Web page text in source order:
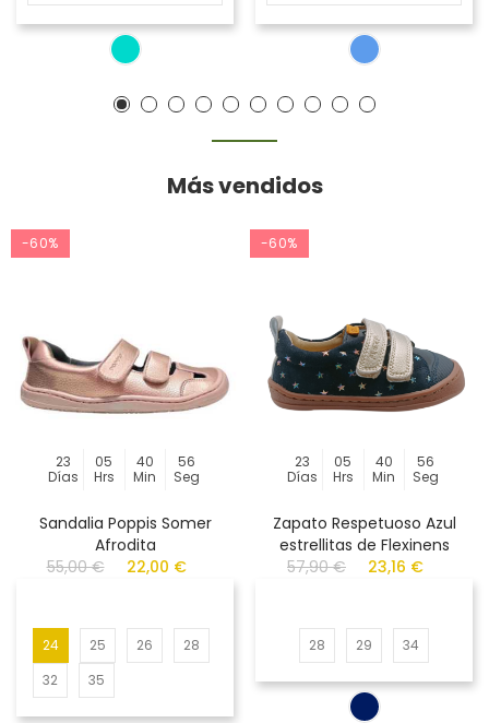
Más vendidos
-60%
23
Días
05
Hrs
40
Min
56
Seg
Sandalia Poppis Somer
Afrodita
55,00 €
22,00 €
24 25 26
28
32
35
-60%
23
Días
05
Hrs
40
Min
56
Seg
Zapato Respetuoso Azul
estrellitas de Flexinens
57,90 €
23,16 €
28 29 34